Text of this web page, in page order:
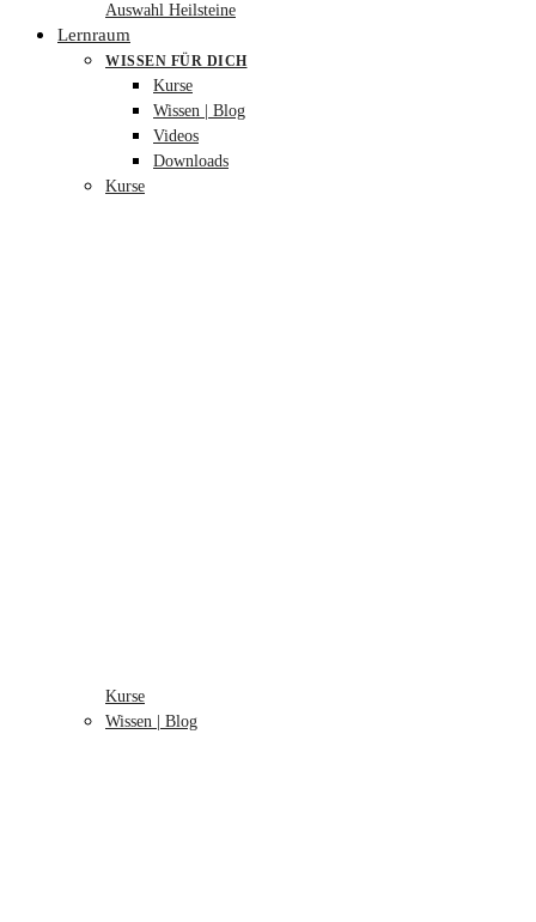
Auswahl Heilsteine
Lernraum
WISSEN FÜR DICH
Kurse
Wissen | Blog
Videos
Downloads
Kurse
Kurse
Wissen | Blog